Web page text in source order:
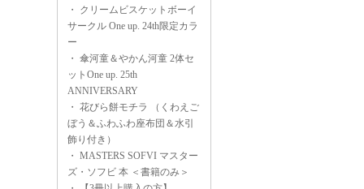
・ クリームビスケットボーイ
サークル One up. 24th限定カラ
ー
・ 傘河童＆やかん河童 2体セ
ットOne up. 25th
ANNIVERSARY
・ 花びら餅モチラ （くわえご
ぼう＆ふわふわ座布団＆水引
飾り付き）
・ MASTERS SOFVI マスター
ズ・ソフビ 本 ＜書籍のみ＞